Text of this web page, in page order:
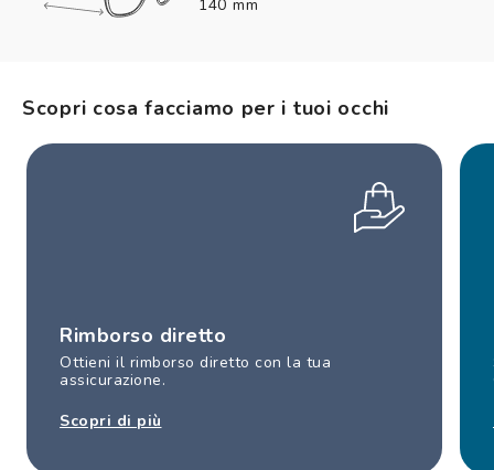
140 mm
Scopri cosa facciamo per i tuoi occhi
Rimborso diretto
Ottieni il rimborso diretto con la tua
assicurazione.
Scopri di più